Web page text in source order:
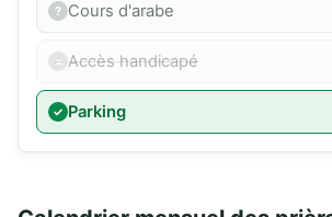
Cours d'arabe
Accès handicapé
Parking